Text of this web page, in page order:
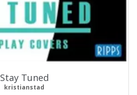
Stay Tuned
kristianstad